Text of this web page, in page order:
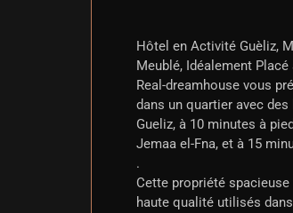
Hôtel en Activité Guèliz,
Meublé, Idéalement
Real-dreamhouse vous
dans un quartier avec
Gueliz, à 10 minutes à
Jemaa el-Fna, et à 15
.
Cette propriété
haute qualité utilisés